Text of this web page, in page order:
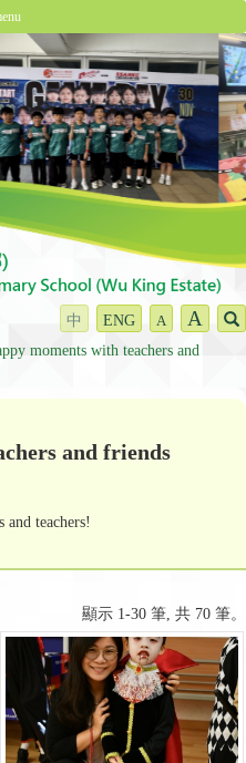
中 ENG A A
moments with teachers and
and friends
and teachers!
顯示 1-30 筆, 共 70 筆。